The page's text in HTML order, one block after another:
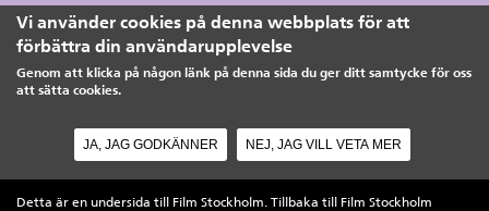
Vi använder cookies på denna webbplats för att
förbättra din användarupplevelse
Genom att klicka på någon länk på denna sida du ger ditt samtycke för oss
att sätta cookies.
JA, JAG GODKÄNNER NEJ, JAG VILL VETA MER
Detta är en undersida till Film Stockholm. Tillbaka till Film Stockholm